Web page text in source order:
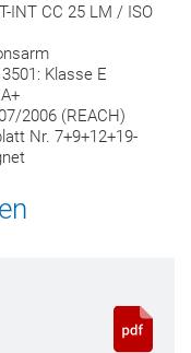
INT CC 25 LM / ISO
Klasse E
2006 (REACH)
Nr. 7+9+12+19-